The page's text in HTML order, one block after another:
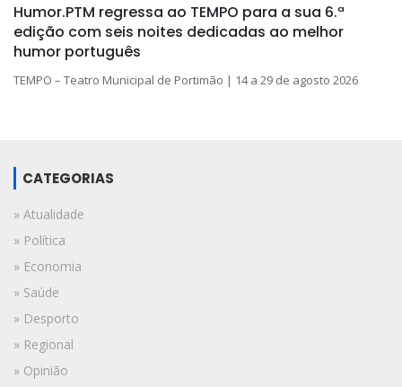
Humor.PTM regressa ao TEMPO para a sua 6.ª
edição com seis noites dedicadas ao melhor
humor português
TEMPO – Teatro Municipal de Portimão | 14 a 29 de agosto 2026
CATEGORIAS
» Atualidade
» Política
» Economia
» Saúde
» Desporto
» Regional
» Opinião